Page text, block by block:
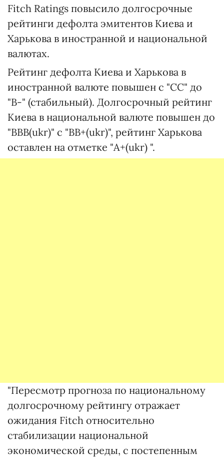
Fitch Ratings повысило долгосрочные
рейтинги дефолта эмитентов Киева и
Харькова в иностранной и национальной
валютах.
Рейтинг дефолта Киева и Харькова в
иностранной валюте повышен с "СС" до
"В-" (стабильный). Долгосрочный рейтинг
Киева в национальной валюте повышен до
"BBB(ukr)" с "BB+(ukr)", рейтинг Харькова
оставлен на отметке "A+(ukr) ".
"Пересмотр прогноза по национальному
долгосрочному рейтингу отражает
ожидания Fitch относительно
стабилизации национальной
экономической среды, с постепенным